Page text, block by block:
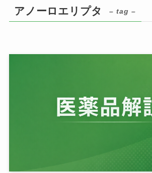
アノーロエリプタ – tag –